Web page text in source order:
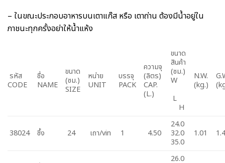
– ในขณะประกอบอาหารบนเตาแก๊ส หรือ เตาถ่าน ต้องมีน้ำอยู่ใน
ภาชนะทุกครั้งอย่าให้น้ำแห้ง
รหัส
CODE
ชื่อ
NAME
ขนาด
(ซม.)
SIZE
หน่าย
UNIT
บรรจุ
PACK
ความจุ
(ลิตร)
CAP.
(L.)
ขนาด
สินค้า
(ซม.)
W
L
H
N.W.
(kg.)
38024 ซึ้ง 24 เถา/vin 1 4.50
24.0
32.0
35.0
1.01
26.0